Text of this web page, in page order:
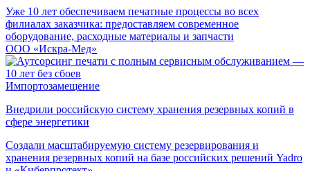
Уже 10 лет обеспечиваем печатные процессы во всех
филиалах заказчика: предоставляем современное
оборудование, расходные материалы и запчасти
ООО «Искра-Мед»
Импортозамещение
Внедрили российскую систему хранения резервных копий в
сфере энергетики
Создали масштабируемую систему резервирования и
хранения резервных копий на базе российских решений Yadro